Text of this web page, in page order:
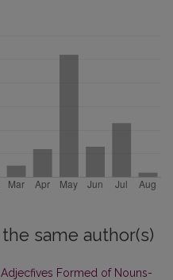
same author(s)
Adjecfives Formed of Nouns-